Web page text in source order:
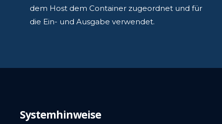
dem Host dem Container zugeordnet und für
die Ein- und Ausgabe verwendet.
Systemhinweise